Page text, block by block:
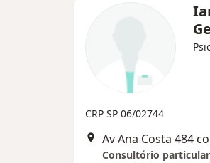
CRP SP 06/02744
Consultório particular